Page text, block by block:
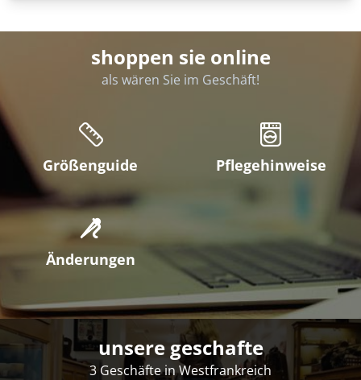
shoppen sie online
als wären Sie im Geschäft!
Größenguide Pflegehinweise
Änderungen
unsere geschafte
3 Geschäfte in Westfrankreich